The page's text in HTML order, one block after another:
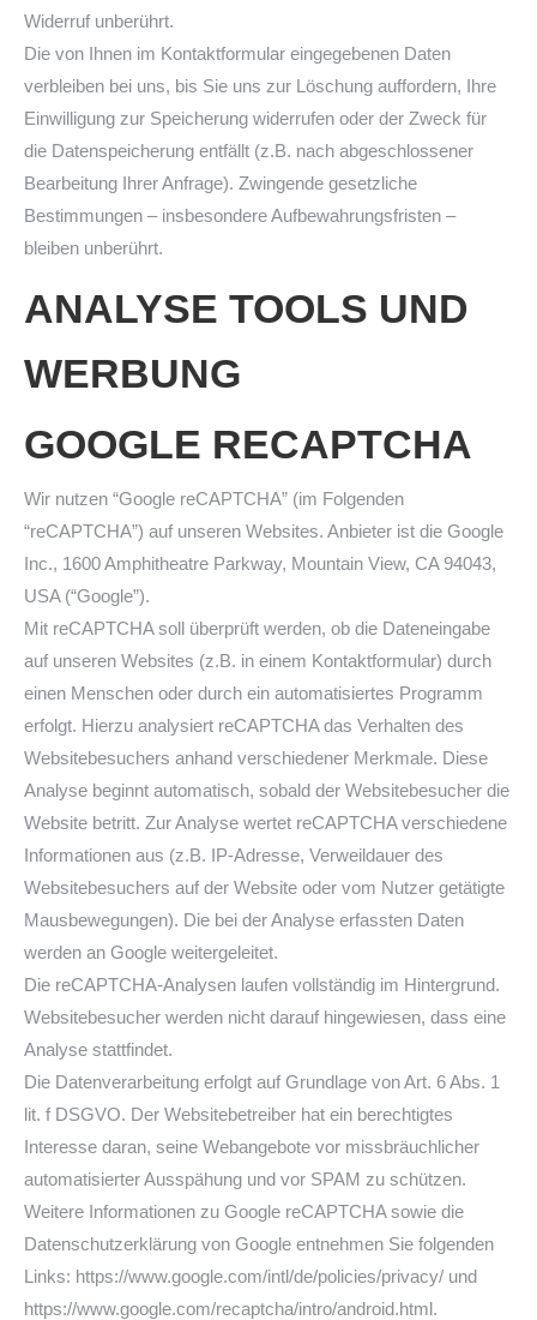
Widerruf unberührt.
Die von Ihnen im Kontaktformular eingegebenen Daten
verbleiben bei uns, bis Sie uns zur Löschung auffordern, Ihre
Einwilligung zur Speicherung widerrufen oder der Zweck für
die Datenspeicherung entfällt (z.B. nach abgeschlossener
Bearbeitung Ihrer Anfrage). Zwingende gesetzliche
Bestimmungen – insbesondere Aufbewahrungsfristen –
bleiben unberührt.
ANALYSE TOOLS UND
WERBUNG
GOOGLE RECAPTCHA
Wir nutzen “Google reCAPTCHA” (im Folgenden
“reCAPTCHA”) auf unseren Websites. Anbieter ist die Google
Inc., 1600 Amphitheatre Parkway, Mountain View, CA 94043,
USA (“Google”).
Mit reCAPTCHA soll überprüft werden, ob die Dateneingabe
auf unseren Websites (z.B. in einem Kontaktformular) durch
einen Menschen oder durch ein automatisiertes Programm
erfolgt. Hierzu analysiert reCAPTCHA das Verhalten des
Websitebesuchers anhand verschiedener Merkmale. Diese
Analyse beginnt automatisch, sobald der Websitebesucher die
Website betritt. Zur Analyse wertet reCAPTCHA verschiedene
Informationen aus (z.B. IP-Adresse, Verweildauer des
Websitebesuchers auf der Website oder vom Nutzer getätigte
Mausbewegungen). Die bei der Analyse erfassten Daten
werden an Google weitergeleitet.
Die reCAPTCHA-Analysen laufen vollständig im Hintergrund.
Websitebesucher werden nicht darauf hingewiesen, dass eine
Analyse stattfindet.
Die Datenverarbeitung erfolgt auf Grundlage von Art. 6 Abs. 1
lit. f DSGVO. Der Websitebetreiber hat ein berechtigtes
Interesse daran, seine Webangebote vor missbräuchlicher
automatisierter Ausspähung und vor SPAM zu schützen.
Weitere Informationen zu Google reCAPTCHA sowie die
Datenschutzerklärung von Google entnehmen Sie folgenden
Links: https://www.google.com/intl/de/policies/privacy/ und
https://www.google.com/recaptcha/intro/android.html.